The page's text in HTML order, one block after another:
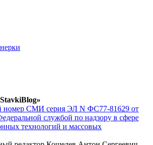
номер СМИ серия ЭЛ N ФС77-81629 от
службой по надзору в сфере
технологий и массовых